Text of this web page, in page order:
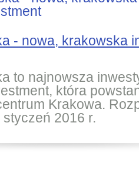
- nowa, krakowska
to najnowsza
która
Krakowa.
2016 r.